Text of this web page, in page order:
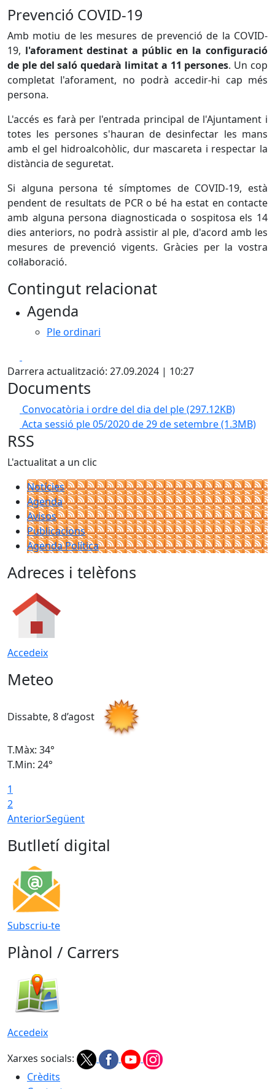
Prevenció COVID-19
Amb motiu de les mesures de prevenció de la COVID-
19, l'aforament destinat a públic en la configuració
de ple del saló quedarà limitat a 11 persones. Un cop
completat l'aforament, no podrà accedir-hi cap més
persona.
L'accés es farà per l'entrada principal de l'Ajuntament i
totes les persones s'hauran de desinfectar les mans
amb el gel hidroalcohòlic, dur mascareta i respectar la
distància de seguretat.
Si alguna persona té símptomes de COVID-19, està
pendent de resultats de PCR o bé ha estat en contacte
amb alguna persona diagnosticada o sospitosa els 14
dies anteriors, no podrà assistir al ple, d'acord amb les
mesures de prevenció vigents. Gràcies per la vostra
col·laboració.
Contingut relacionat
Agenda
Ple ordinari
Darrera actualització: 27.09.2024 | 10:27
Documents
Convocatòria i ordre del dia del ple(297.12KB)
Acta sessió ple 05/2020 de 29 de setembre(1.3MB)
RSS
L'actualitat a un clic
Notícies
Agenda
Avisos
Publicacions
Agenda Política
Adreces i telèfons
Accedeix
Meteo
Dissabte, 8 d’agost
T.Màx: 34°
T.Min: 24°
1
2
AnteriorSegüent
Butlletí digital
Subscriu-te
Plànol / Carrers
Accedeix
Xarxes socials:
Crèdits